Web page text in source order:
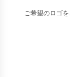
ご希望のロゴ